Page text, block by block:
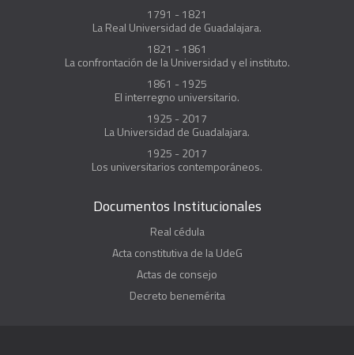
1791 - 1821
La Real Universidad de Guadalajara.
1821 - 1861
La confrontación de la Universidad y el instituto.
1861 - 1925
El interregno universitario.
1925 - 2017
La Universidad de Guadalajara.
1925 - 2017
Los universitarios contemporáneos.
Documentos Institucionales
Real cédula
Acta constitutiva de la UdeG
Actas de consejo
Decreto benemérita